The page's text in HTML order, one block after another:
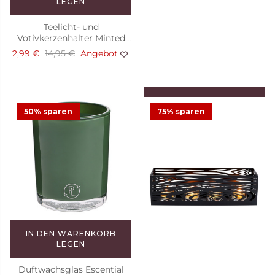
Teelicht- und
Votivkerzenhalter Minted
Snowflakes
2,99 € 14,95 € Angebot
LEGEN
50% sparen
IN DEN WARENKORB
LEGEN
Duftwachsglas Escential
75% sparen